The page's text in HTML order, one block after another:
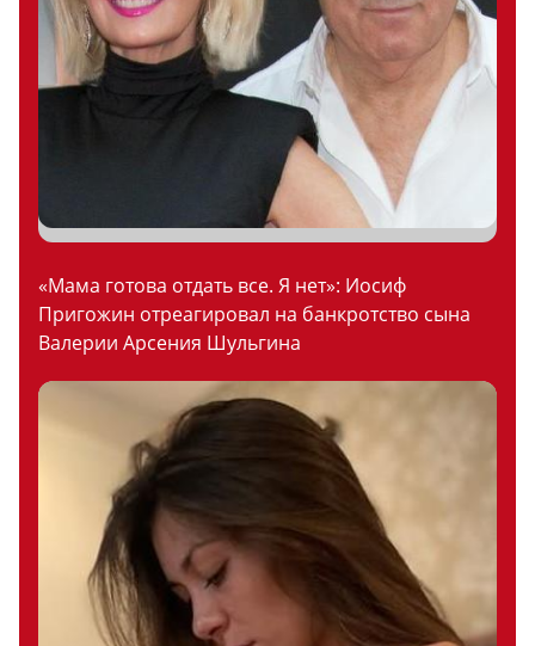
«Мама готова отдать все. Я нет»: Иосиф
Пригожин отреагировал на банкротство сына
Валерии Арсения Шульгина